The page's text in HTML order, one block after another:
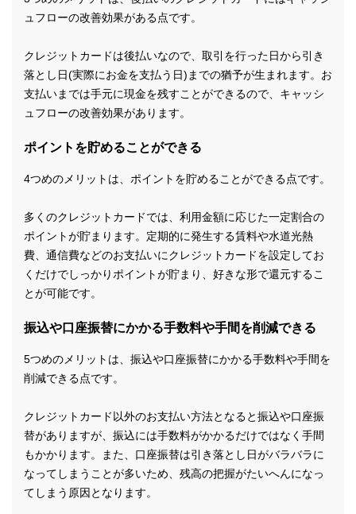
ュフローの改善効果がある点です。
クレジットカードは後払いなので、取引を行った日から引き
落とし日(実際にお金を支払う日)までの猶予が生まれます。お
支払いまでは手元に現金を残すことができるので、キャッシ
ュフローの改善効果があります。
ポイントを貯めることができる
4つめのメリットは、ポイントを貯めることができる点です。
多くのクレジットカードでは、利用金額に応じた一定割合の
ポイントが貯まります。定期的に発生する賃料や水道光熱
費、通信費などのお支払いにクレジットカードを設定してお
くだけでしっかりポイントが貯まり、好きな形で還元するこ
とが可能です。
振込や口座振替にかかる手数料や手間を削減できる
5つめのメリットは、振込や口座振替にかかる手数料や手間を
削減できる点です。
クレジットカード以外のお支払い方法となると振込や口座振
替がありますが、振込には手数料がかかるだけではなく手間
もかかります。また、口座振替は引き落とし日がバラバラに
なってしまうことが多いため、残高の把握がたいへんになっ
てしまう原因となります。